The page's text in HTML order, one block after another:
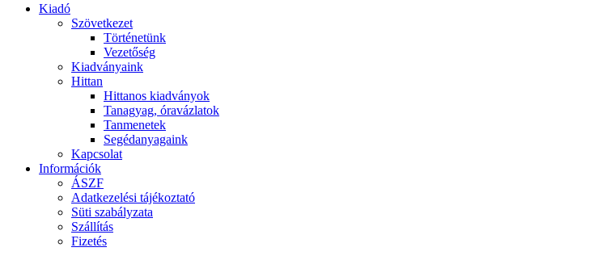
Kiadó
Szövetkezet
Történetünk
Vezetőség
Kiadványaink
Hittan
Hittanos kiadványok
Tanagyag, óravázlatok
Tanmenetek
Segédanyagaink
Kapcsolat
Információk
ÁSZF
Adatkezelési tájékoztató
Süti szabályzata
Szállítás
Fizetés